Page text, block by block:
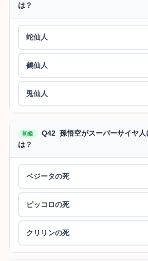
は？
蛇仙人
鶴仙人
兎仙人
初級
Q42 孫悟空がスーパーサイヤ人
は？
ベジータの死
ピッコロの死
クリリンの死